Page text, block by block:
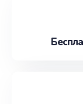
наилучшим